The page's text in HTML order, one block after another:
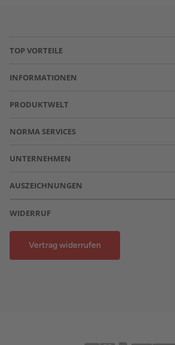
TOP VORTEILE
INFORMATIONEN
PRODUKTWELT
NORMA SERVICES
UNTERNEHMEN
AUSZEICHNUNGEN
WIDERRUF
Vertrag widerrufen